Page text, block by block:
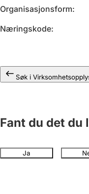
Organisasjonsform
Næringskode
Søk i
Fant du det du
Ja